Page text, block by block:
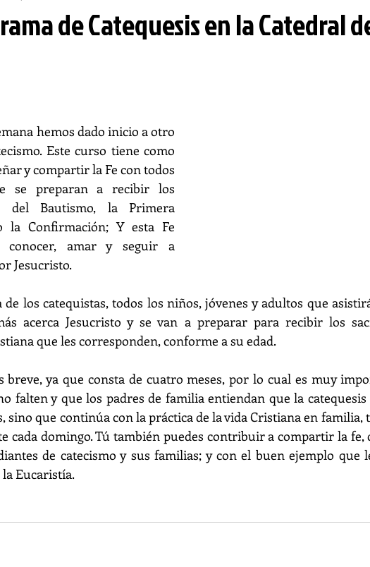
de Catequesis en la Catedral
hemos dado inicio a otro
Este curso tiene como
y compartir la Fe con todos
se preparan a recibir los
del Bautismo, la Primera
la Confirmación; Y esta Fe
conocer, amar y seguir a
Jesucristo.
de los catequistas, todos los niños, jóvenes y adultos que
acerca Jesucristo y se van a preparar para recibir los
que les corresponden, conforme a su edad.
breve, ya que consta de cuatro meses, por lo cual es muy
falten y que los padres de familia entiendan que la
sino que continúa con la práctica de la vida Cristiana en familia,
cada domingo. Tú también puedes contribuir a compartir la
de catecismo y sus familias; y con el buen ejemplo que
Eucaristía.